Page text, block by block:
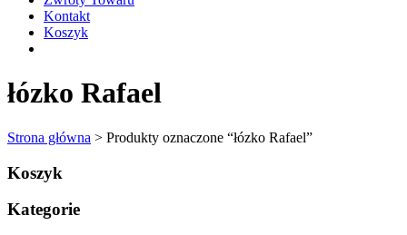
Kontakt
Koszyk
łózko Rafael
Strona główna > Produkty oznaczone “łózko Rafael”
Koszyk
Kategorie